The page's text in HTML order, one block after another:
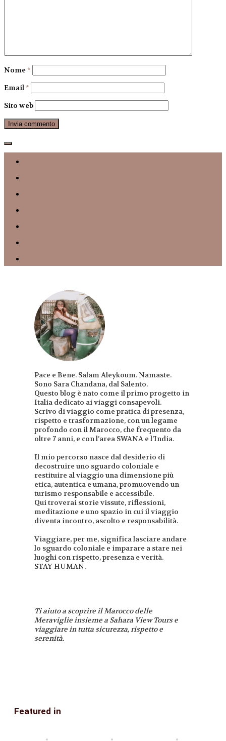
Nome *
Email *
Sito web
Pace e Bene. Salam Aleykoum. Namaste.
Sono Sara Chandana, dal Salento.
Questo blog è nato come il primo progetto in
Italia dedicato ai viaggi consapevoli.
Scrivo di viaggio come pratica di presenza,
rispetto e trasformazione, con un legame
profondo con il Marocco, che frequento da
oltre 7 anni, e con l’area SWANA e l’India.
Il mio percorso nasce dal desiderio di
decostruire uno sguardo coloniale e
restituire al viaggio una dimensione più
etica, autentica e umana, promuovendo un
turismo responsabile e accessibile.
Qui troverai storie vissute, riflessioni,
meditazione e uno spazio in cui il viaggio
diventa incontro, ascolto e responsabilità.
Viaggiare, per me, significa lasciare andare
lo sguardo coloniale e imparare a stare nei
luoghi con rispetto, presenza e verità.
STAY HUMAN.
Ti aiuto a scoprire il Marocco delle
Meraviglie insieme a Sahara View Tours e
viaggiare in tutta sicurezza, rispetto e
serenità.
Featured in